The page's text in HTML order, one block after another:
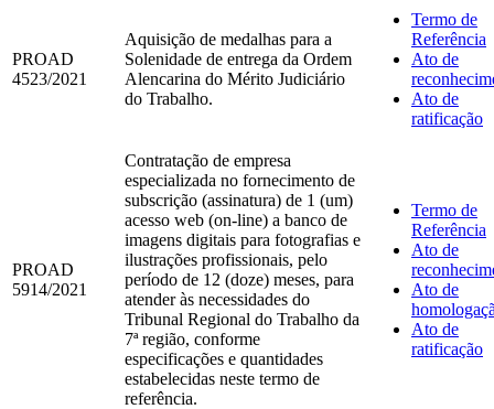
PROAD
4523/2021
Aquisição de medalhas para a
Solenidade de entrega da Ordem
Alencarina do Mérito Judiciário
do Trabalho.
Termo de
Referência
Ato de
Ato de
ratificação
PROAD
5914/2021
Contratação de empresa
especializada no fornecimento de
subscrição (assinatura) de 1 (um)
acesso web (on-line) a banco de
imagens digitais para fotografias e
ilustrações profissionais, pelo
período de 12 (doze) meses, para
atender às necessidades do
Tribunal Regional do Trabalho da
7ª região, conforme
especificações e quantidades
estabelecidas neste termo de
referência.
Termo de
Referência
Ato de
Ato de
Ato de
ratificação